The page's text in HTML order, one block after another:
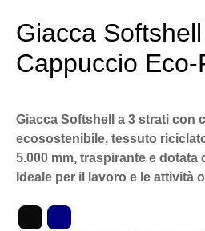
Giacca
Cappuccio
Giacca Softshell a 3 strati con
ecosostenibile, tessuto
5.000 mm, traspirante e dotata
Ideale per il lavoro e le attività